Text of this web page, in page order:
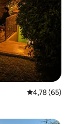
Évaluation
4,78 (65)